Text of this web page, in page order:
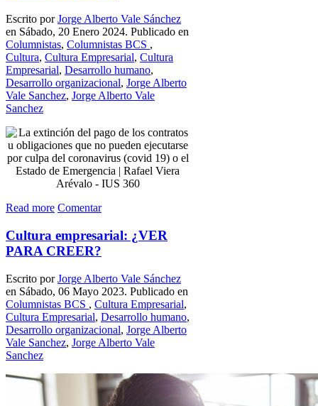
Escrito porJorge Alberto Vale Sánchez
en Sábado, 20 Enero 2024. Publicado en
Columnistas, Columnistas BCS ,
Cultura, Cultura Empresarial, Cultura
Empresarial, Desarrollo humano,
Desarrollo organizacional, Jorge Alberto
Vale Sanchez, Jorge Alberto Vale
Sanchez
Read more Comentar
Cultura empresarial: ¿VER
PARA CREER?
Escrito porJorge Alberto Vale Sánchez
en Sábado, 06 Mayo 2023. Publicado en
Columnistas BCS , Cultura Empresarial,
Cultura Empresarial, Desarrollo humano,
Desarrollo organizacional, Jorge Alberto
Vale Sanchez, Jorge Alberto Vale
Sanchez